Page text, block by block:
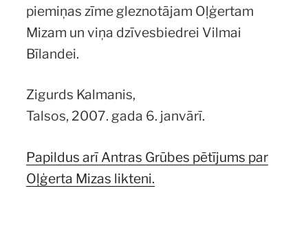
piemiņas zīme gleznotājam Oļģertam
Mizam un viņa dzīvesbiedrei Vilmai
Bīlandei.
Zigurds Kalmanis,
Talsos, 2007. gada 6. janvārī.
Papildus arī Antras Grūbes pētījums par
Oļģerta Mizas likteni.